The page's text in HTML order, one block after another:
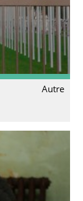
Autre